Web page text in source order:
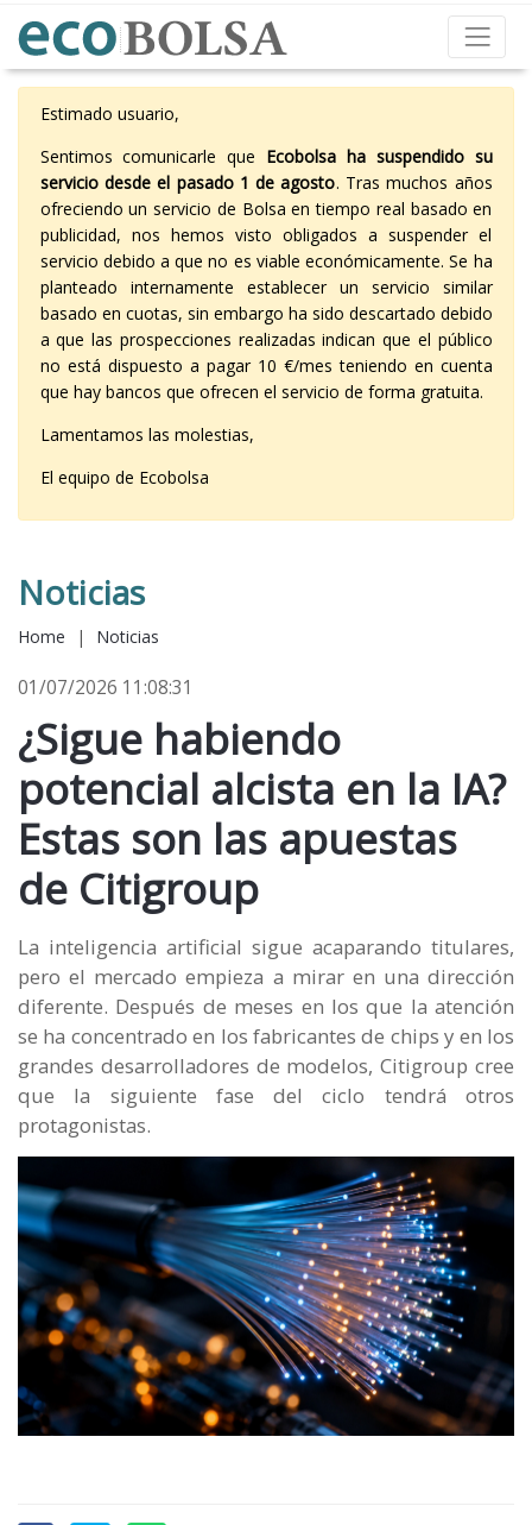
Estimado usuario,
Sentimos comunicarle que Ecobolsa ha suspendido su
servicio desde el pasado 1 de agosto. Tras muchos años
ofreciendo un servicio de Bolsa en tiempo real basado en
publicidad, nos hemos visto obligados a suspender el
servicio debido a que no es viable económicamente. Se ha
planteado internamente establecer un servicio similar
basado en cuotas, sin embargo ha sido descartado debido
a que las prospecciones realizadas indican que el público
no está dispuesto a pagar 10 €/mes teniendo en cuenta
que hay bancos que ofrecen el servicio de forma gratuita.
Lamentamos las molestias,
El equipo de Ecobolsa
Noticias
Home | Noticias
01/07/2026 11:08:31
¿Sigue habiendo
potencial alcista en la IA?
Estas son las apuestas
de Citigroup
La inteligencia artificial sigue acaparando titulares,
pero el mercado empieza a mirar en una dirección
diferente. Después de meses en los que la atención
se ha concentrado en los fabricantes de chips y en los
grandes desarrolladores de modelos, Citigroup cree
que la siguiente fase del ciclo tendrá otros
protagonistas.